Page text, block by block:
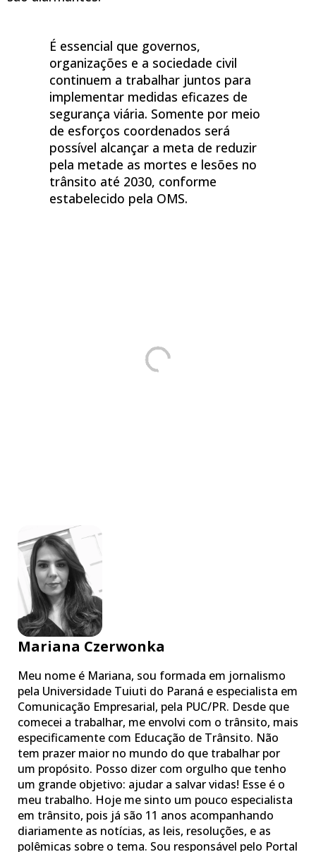
É essencial que governos,
organizações e a sociedade civil
continuem a trabalhar juntos para
implementar medidas eficazes de
segurança viária. Somente por meio
de esforços coordenados será
possível alcançar a meta de reduzir
pela metade as mortes e lesões no
trânsito até 2030, conforme
estabelecido pela OMS.
Mariana Czerwonka
Meu nome é Mariana, sou formada em jornalismo
pela Universidade Tuiuti do Paraná e especialista em
Comunicação Empresarial, pela PUC/PR. Desde que
comecei a trabalhar, me envolvi com o trânsito, mais
especificamente com Educação de Trânsito. Não
tem prazer maior no mundo do que trabalhar por
um propósito. Posso dizer com orgulho que tenho
um grande objetivo: ajudar a salvar vidas! Esse é o
meu trabalho. Hoje me sinto um pouco especialista
em trânsito, pois já são 11 anos acompanhando
diariamente as notícias, as leis, resoluções, e as
polêmicas sobre o tema. Sou responsável pelo Portal